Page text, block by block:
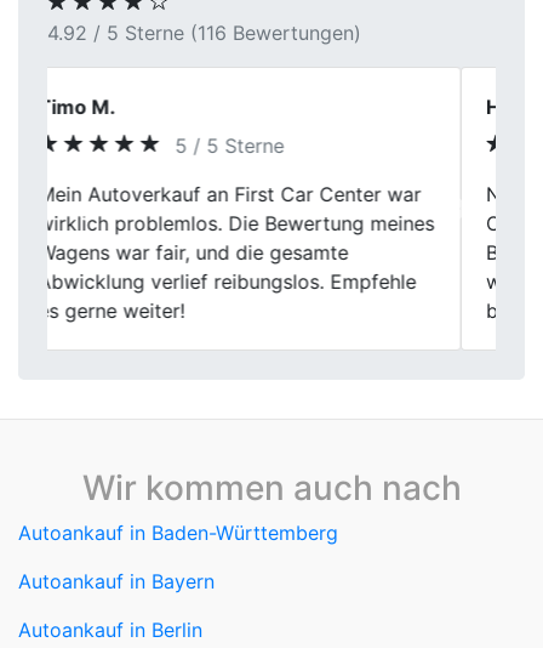
4.92 / 5 Sterne (116 Bewertungen)
Heinrich Baumann
5 / 5 Sterne
Nach meiner Erfahrung arbeitet das First
Car Center sehr strukturiert. Die
Bewertung erfolgte sachlich, Rückfragen
wurden ruhig und verständlich
beantwortet.
Previous Next
Wir kommen auch nach
Autoankauf in Baden-Württemberg
Autoankauf in Bayern
Autoankauf in Berlin